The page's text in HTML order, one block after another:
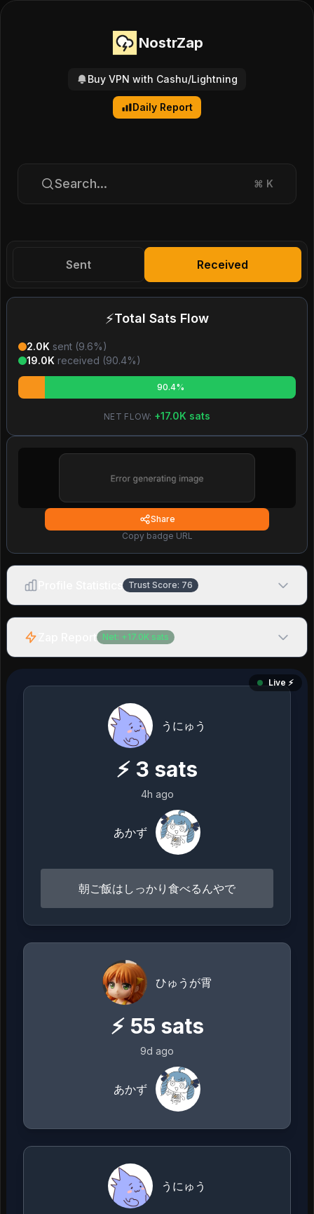
NostrZap
Buy VPN with Cashu/Lightning
Daily Report
Search... ⌘ K
Sent Received
⚡Total Sats Flow
2.0K sent (9.6%)
19.0K received (90.4%)
90.4%
NET FLOW: +17.0K sats
Share
Copy badge URL
Trust Score: 76
Net: + 17.0K sats
Live ⚡️
うにゅう
⚡ 3 sats
4h ago
あかず
朝ご飯はしっかり食べるんやで
ひゅうが霄
⚡ 55 sats
9d ago
あかず
うにゅう